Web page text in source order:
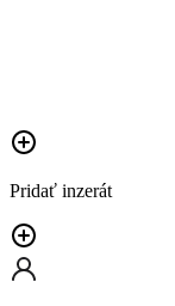
Pridať inzerát